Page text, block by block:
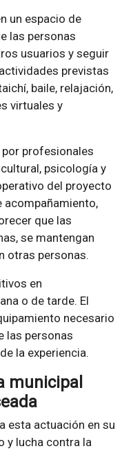
un espacio de
las personas
usuarios y seguir
previstas
baile, relajación,
virtuales y
profesionales
psicología y
del proyecto
acompañamiento,
que las
se mantengan
otras personas.
en
o de tarde. El
necesario
las personas
la experiencia.
municipal
esta actuación en su
y lucha contra la